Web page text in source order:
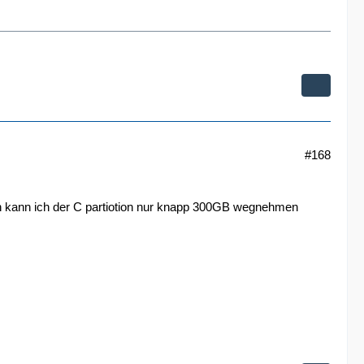
#168
ich der C partiotion nur knapp 300GB wegnehmen